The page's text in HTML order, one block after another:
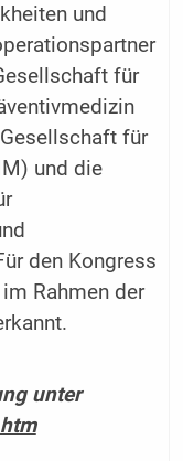
und
für
für
und die
den Kongress
Rahmen der
unter